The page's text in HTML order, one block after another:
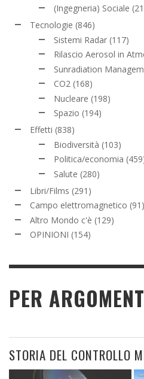
(Ingegneria) Sociale
Tecnologie (846)
Sistemi Radar (117)
Rilascio Aerosol in
Sunradiation
CO2 (168)
Nucleare (198)
Spazio (194)
Effetti (838)
Biodiversità (103)
Politica/economia
Salute (280)
Libri/Films (291)
Campo elettromagnetico (91)
Altro Mondo c'è (129)
OPINIONI (154)
PER
STORIA DEL CONTROLLO